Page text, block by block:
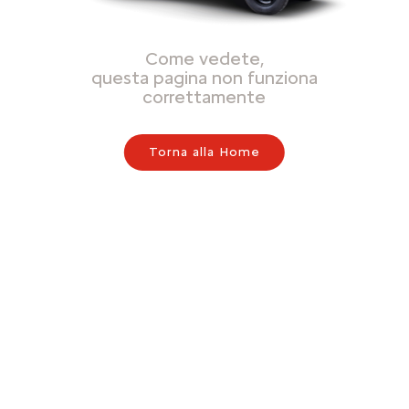
Come vedete,
questa pagina non funziona
correttamente
Torna alla Home